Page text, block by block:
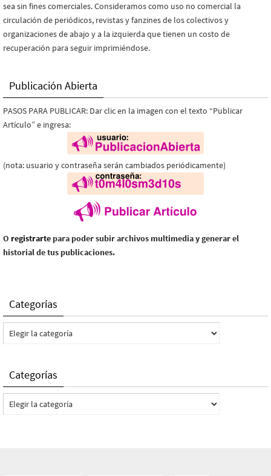
sea sin fines comerciales. Consideramos como uso no comercial la
circulación de periódicos, revistas y fanzines de los colectivos y
organizaciones de abajo y a la izquierda que tienen un costo de
recuperación para seguir imprimiéndose.
Publicación Abierta
PASOS PARA PUBLICAR: Dar clic en la imagen con el texto “Publicar
Artículo” e ingresa:
(nota: usuario y contraseña serán cambiados periódicamente)
O registrarte para poder subir archivos multimedia y generar el
historial de tus publicaciones.
Categorías
Categorías
Categorías
Categorías